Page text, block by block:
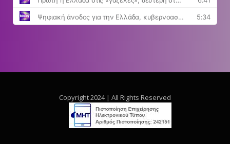
Copyright 2024 | All Rights Reserved